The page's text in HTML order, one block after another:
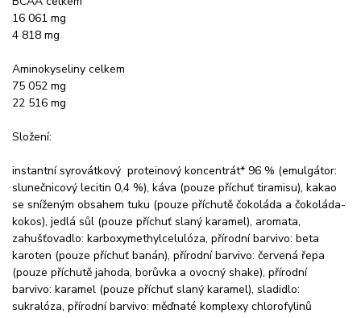
16 061 mg
4 818 mg
Aminokyseliny celkem
75 052 mg
22 516 mg
Složení:
instantní syrovátkový proteinový koncentrát* 96 % (emulgátor:
slunečnicový lecitin 0,4 %), káva (pouze příchuť tiramisu), kakao
se sníženým obsahem tuku (pouze příchutě čokoláda a čokoláda-
kokos), jedlá sůl (pouze příchuť slaný karamel), aromata,
zahušťovadlo: karboxymethylcelulóza, přírodní barvivo: beta
karoten (pouze příchuť banán), přírodní barvivo: červená řepa
(pouze příchutě jahoda, borůvka a ovocný shake), přírodní
barvivo: karamel (pouze příchuť slaný karamel), sladidlo:
sukralóza, přírodní barvivo: měďnaté komplexy chlorofylinů